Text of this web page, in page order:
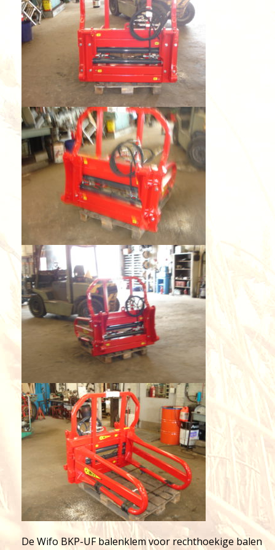
De Wifo BKP-UF balenklem voor rechthoekige balen